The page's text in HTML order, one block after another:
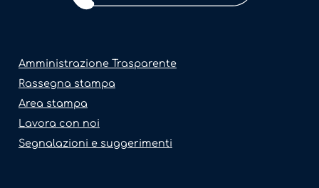
Amministrazione Trasparente
Rassegna stampa
Area stampa
Lavora con noi
Segnalazioni e suggerimenti